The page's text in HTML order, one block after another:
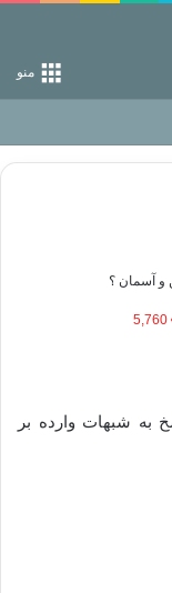
منو
خداست‌!
و آسمان ؟
5,760
به شبهات وارده بر